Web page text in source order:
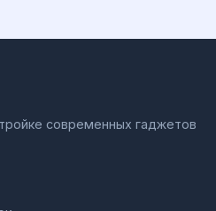
современных гаджетов